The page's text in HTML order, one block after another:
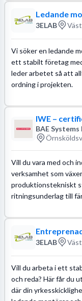
Ledande
3ELAB
Vi söker en ledande
ett stabilt företag
leder arbetet så att
ordning i projekten.
IWE –
BAE
Vill du vara med och
verksamhet som
produktionstekniskt
ritningsunderlag till
3ELAB
Vill du arbeta i ett
och reda? Här får du
där din